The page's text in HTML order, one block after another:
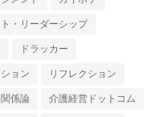
・リーダーシップ
ドラッカー
ョン リフレクション
係論 介護経営ドットコム